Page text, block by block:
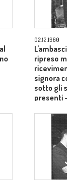
02.12.1960
ripreso
signora
sotto gli
presenti